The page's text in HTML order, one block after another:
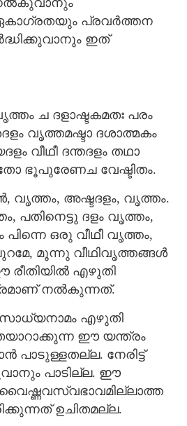
പ്രവര്‍ത്തന
ഇത്
ച ദളാഷ്ടകമതഃ പരം
വൃത്തമഷ്ടാ ദശാത്മകം
വീഥീ ദന്തദളം തഥാ
ഭൂപുരേണച വേഷ്ടിതം.
അഷ്ടദളം, വൃത്തം.
പതിനെട്ടു ദളം വൃത്തം,
ഒരു വീഥീ വൃത്തം,
മൂന്നു വീഥിവൃത്തങ്ങള്‍
എഴുതി
നല്‍കുന്നത്.
എഴുതി
ഈ യന്ത്രം
പാടുള്ളതല്ല. നേരിട്ട്
പാടില്ല. ഈ
ഉചിതമല്ല.